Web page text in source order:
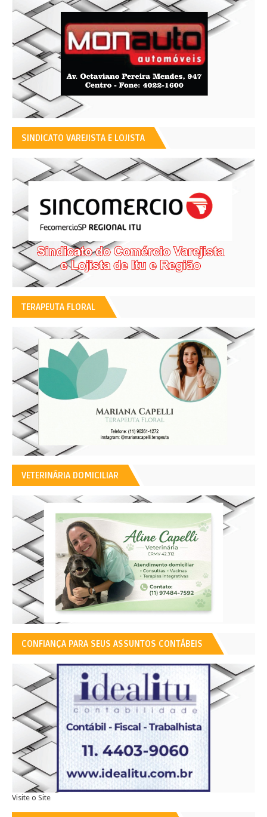
SINDICATO VAREJISTA E LOJISTA
TERAPEUTA FLORAL
VETERINÁRIA DOMICILIAR
CONFIANÇA PARA SEUS ASSUNTOS CONTÁBEIS
Visite o Site